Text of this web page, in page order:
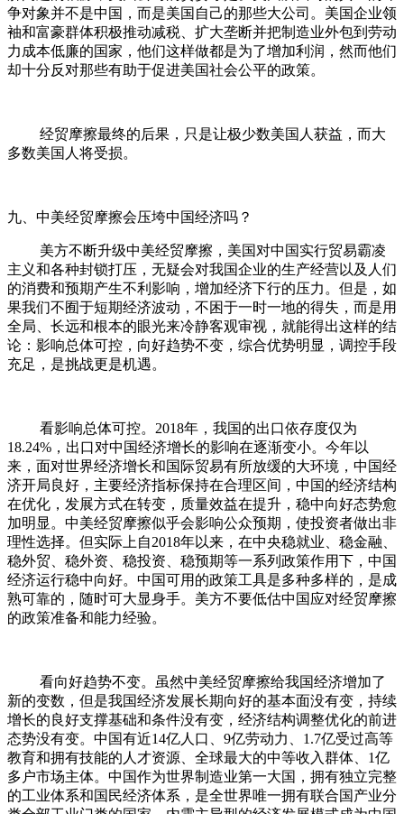
争对象并不是中国，而是美国自己的那些大公司。美国企业领
袖和富豪群体积极推动减税、扩大垄断并把制造业外包到劳动
力成本低廉的国家，他们这样做都是为了增加利润，然而他们
却十分反对那些有助于促进美国社会公平的政策。
经贸摩擦最终的后果，只是让极少数美国人获益，而大
多数美国人将受损。
九、中美经贸摩擦会压垮中国经济吗？
美方不断升级中美经贸摩擦，美国对中国实行贸易霸凌
主义和各种封锁打压，无疑会对我国企业的生产经营以及人们
的消费和预期产生不利影响，增加经济下行的压力。但是，如
果我们不囿于短期经济波动，不困于一时一地的得失，而是用
全局、长远和根本的眼光来冷静客观审视，就能得出这样的结
论：影响总体可控，向好趋势不变，综合优势明显，调控手段
充足，是挑战更是机遇。
看影响总体可控。2018年，我国的出口依存度仅为
18.24%，出口对中国经济增长的影响在逐渐变小。今年以
来，面对世界经济增长和国际贸易有所放缓的大环境，中国经
济开局良好，主要经济指标保持在合理区间，中国的经济结构
在优化，发展方式在转变，质量效益在提升，稳中向好态势愈
加明显。中美经贸摩擦似乎会影响公众预期，使投资者做出非
理性选择。但实际上自2018年以来，在中央稳就业、稳金融、
稳外贸、稳外资、稳投资、稳预期等一系列政策作用下，中国
经济运行稳中向好。中国可用的政策工具是多种多样的，是成
熟可靠的，随时可大显身手。美方不要低估中国应对经贸摩擦
的政策准备和能力经验。
看向好趋势不变。虽然中美经贸摩擦给我国经济增加了
新的变数，但是我国经济发展长期向好的基本面没有变，持续
增长的良好支撑基础和条件没有变，经济结构调整优化的前进
态势没有变。中国有近14亿人口、9亿劳动力、1.7亿受过高等
教育和拥有技能的人才资源、全球最大的中等收入群体、1亿
多户市场主体。中国作为世界制造业第一大国，拥有独立完整
的工业体系和国民经济体系，是全世界唯一拥有联合国产业分